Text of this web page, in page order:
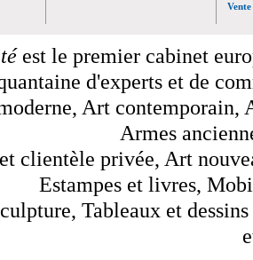
Vente
est le premier cabinet
d'experts et de
Art contemporain,
Armes
clientèle privée, Art
Estampes et livres,
Tableaux et